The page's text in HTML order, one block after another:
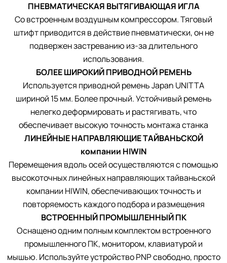
ПНЕВМАТИЧЕСКАЯ ВЫТЯГИВАЮЩАЯ ИГЛА
Со встроенным воздушным компрессором. Тяговый
штифт приводится в действие пневматически, он не
подвержен застреванию из-за длительного
использования.
БОЛЕЕ ШИРОКИЙ ПРИВОДНОЙ РЕМЕНЬ
Используется приводной ремень Japan UNITTA
шириной 15 мм. Более прочный. Устойчивый ремень
нелегко деформировать и растягивать, что
обеспечивает высокую точность монтажа станка
ЛИНЕЙНЫЕ НАПРАВЛЯЮЩИЕ ТАЙВАНЬСКОЙ
компании HIWIN
Перемещения вдоль осей осуществляются с помощью
высокоточных линейных направляющих тайваньской
компании HIWIN, обеспечивающих точность и
повторяемость каждого подбора и размещения
ВСТРОЕННЫЙ ПРОМЫШЛЕННЫЙ ПК
Оснащено одним полным комплектом встроенного
промышленного ПК, монитором, клавиатурой и
мышью. Используйте устройство PNP свободно, просто